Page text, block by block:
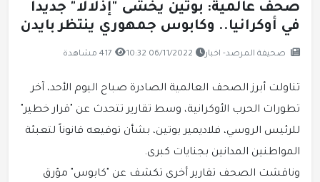
صحف عالمية: بوتين يخشى "إذلالا" جديدا
في أوكرانيا.. وكابوس جمهوري ينتظر بايدن
صحيفة المرصد- اخبار 06/11/2022 10:32 417 مشاهدة
تناولت أبرز الصحف العالمية الصادرة صباح اليوم الأحد، آخر
تطورات الحرب الأوكرانية، وسط تقارير تتحدث عن "قرار خطير"
للرئيس الروسي، فلاديمير بوتين، بشأن توقيعه قانوناً لتعبئة
المواطنين المدانين بجنايات كبرى.
وناقشت الصحف تقارير أخرى تكشف عن "كابوس" مؤرق